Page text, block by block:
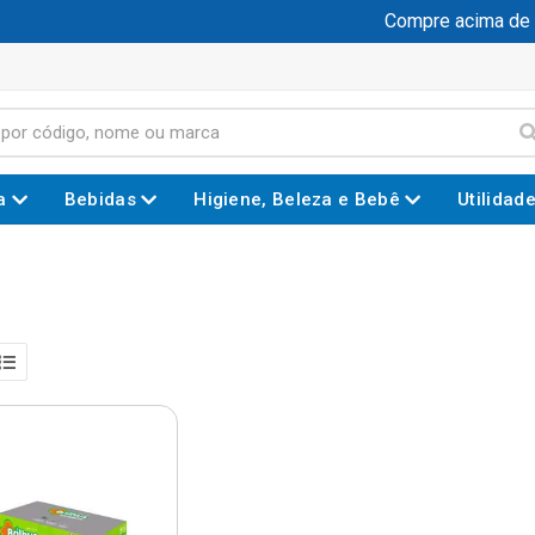
Compre acima de
Bebidas Higiene, Beleza e Bebê